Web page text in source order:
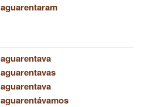
aguarentaram
aguarentava
aguarentavas
aguarentava
aguarentávamos